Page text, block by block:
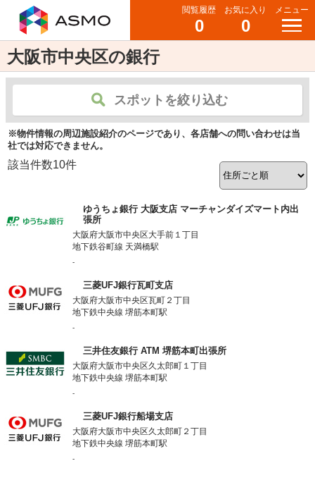
閲覧履歴
0
お気に入り
0
メニュー
大阪市中央区の銀行
スポットを絞り込む
※物件情報の周辺施設紹介のページであり、各店舗への問い合わせは当
社では対応できません。
該当件数10件
ゆうちょ銀行 大阪支店 マーチャンダイズマート内出
張所
大阪府大阪市中央区大手前１丁目
地下鉄谷町線 天満橋駅
-
三菱UFJ銀行瓦町支店
大阪府大阪市中央区瓦町２丁目
地下鉄中央線 堺筋本町駅
-
三井住友銀行 ATM 堺筋本町出張所
大阪府大阪市中央区久太郎町１丁目
地下鉄中央線 堺筋本町駅
-
三菱UFJ銀行船場支店
大阪府大阪市中央区久太郎町２丁目
地下鉄中央線 堺筋本町駅
-